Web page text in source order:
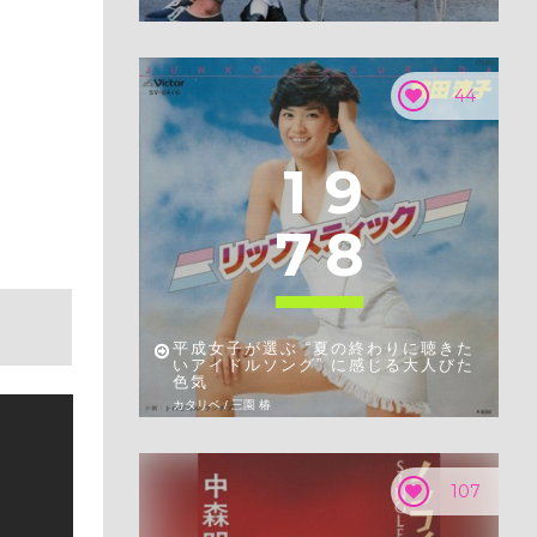
44
1 9
78
平成女子が選ぶ “夏の終わりに聴きた
いアイドルソング” に感じる大人びた
色気
カタリベ / 三園 椿
107